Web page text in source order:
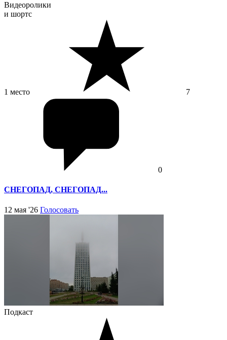
Видеоролики
и шортс
1 место 7
0
СНЕГОПАД, СНЕГОПАД...
12 мая '26 Голосовать
Подкаст